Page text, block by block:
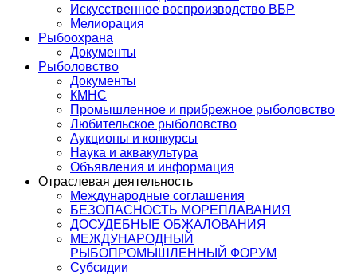
Искусственное воспроизводство ВБР
Мелиорация
Рыбоохрана
Документы
Рыболовство
Документы
КМНС
Промышленное и прибрежное рыболовство
Любительское рыболовство
Аукционы и конкурсы
Наука и аквакультура
Объявления и информация
Отраслевая деятельность
Международные соглашения
БЕЗОПАСНОСТЬ МОРЕПЛАВАНИЯ
ДОСУДЕБНЫЕ ОБЖАЛОВАНИЯ
МЕЖДУНАРОДНЫЙ
РЫБОПРОМЫШЛЕННЫЙ ФОРУМ
Субсидии